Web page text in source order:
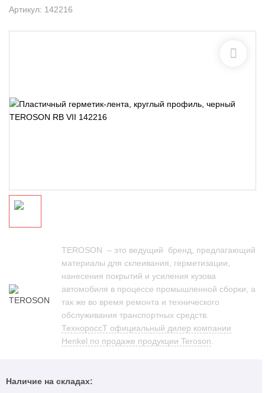
Артикул: 142216
TEROSON – это ведущий бренд, предлагающий
материалы для склеивания, герметизации,
нанесения покрытий и усиления кузова
автомобиля в процессе промышленной сборки, а
так же во время ремонта и технического
обслуживания транспортных средств.
ТехнороссТ официальный дилер компании
Henkel по продаже продукции Teroson
Наличие на складах: